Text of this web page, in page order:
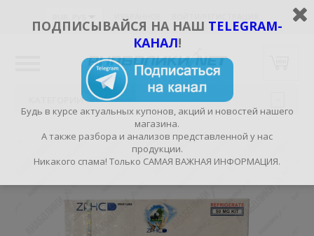
ИЗБРАННОЕ
КАТЕГОРИИ
ПОДПИСЫВАЙСЯ НА НАШ TELEGRAM-
КАНАЛ!
Будь в курсе актуальных купонов, акций и новостей нашего
магазина.
А также разбора и анализов представленной у нас
продукции.
Никакого спама! Только САМАЯ ВАЖНАЯ ИНФОРМАЦИЯ.